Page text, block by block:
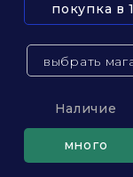
покупка в
выбрать
Наличие
много